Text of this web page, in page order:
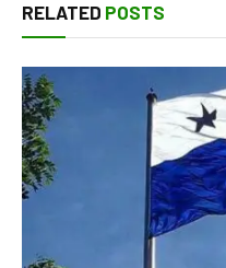
RELATED POSTS